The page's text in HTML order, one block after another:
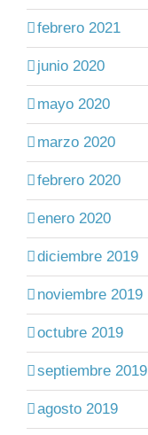
febrero 2021
junio 2020
mayo 2020
marzo 2020
febrero 2020
enero 2020
diciembre 2019
noviembre 2019
octubre 2019
septiembre 2019
agosto 2019